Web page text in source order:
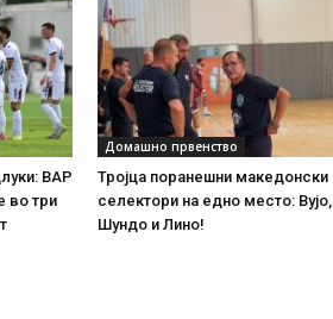
ВАР
во три
Домашно првенство
Тројца поранешни македонски
селектори на едно место: Вујо,
Шундо и Лино!